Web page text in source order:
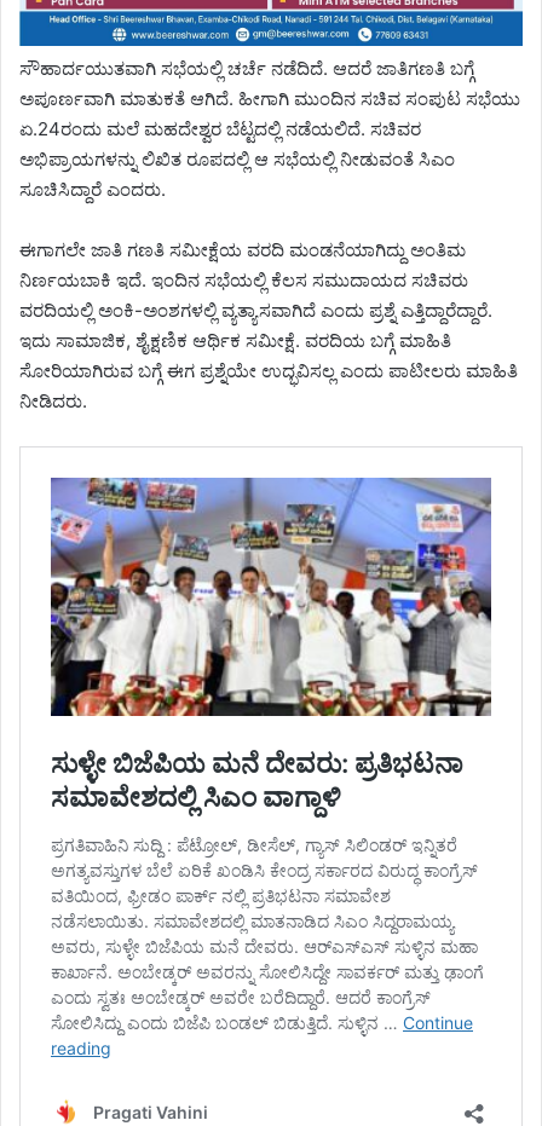
ಸೌಹಾರ್ದಯುತವಾಗಿ ಸಭೆಯಲ್ಲಿ ಚರ್ಚೆ ನಡೆದಿದೆ. ಆದರೆ ಜಾತಿಗಣತಿ ಬಗ್ಗೆ
ಅಪೂರ್ಣವಾಗಿ ಮಾತುಕತೆ ಆಗಿದೆ. ಹೀಗಾಗಿ ಮುಂದಿನ ಸಚಿವ ಸಂಪುಟ ಸಭೆಯು
ಏ.24ರಂದು ಮಲೆ ಮಹದೇಶ್ವರ ಬೆಟ್ಟದಲ್ಲಿ ನಡೆಯಲಿದೆ. ಸಚಿವರ
ಅಭಿಪ್ರಾಯಗಳನ್ನು ಲಿಖಿತ ರೂಪದಲ್ಲಿ ಆ ಸಭೆಯಲ್ಲಿ ನೀಡುವಂತೆ ಸಿಎಂ
ಸೂಚಿಸಿದ್ದಾರೆ ಎಂದರು.
ಈಗಾಗಲೇ ಜಾತಿ ಗಣತಿ ಸಮೀಕ್ಷೆಯ ವರದಿ ಮಂಡನೆಯಾಗಿದ್ದು ಅಂತಿಮ
ನಿರ್ಣಯಬಾಕಿ ಇದೆ. ಇಂದಿನ ಸಭೆಯಲ್ಲಿ ಕೆಲಸ ಸಮುದಾಯದ ಸಚಿವರು
ವರದಿಯಲ್ಲಿ ಅಂಕಿ-ಅಂಶಗಳಲ್ಲಿ ವ್ಯತ್ಯಾಸವಾಗಿದೆ ಎಂದು ಪ್ರಶ್ನೆ ಎತ್ತಿದ್ದಾರೆದ್ದಾರೆ.
ಇದು ಸಾಮಾಜಿಕ, ಶೈಕ್ಷಣಿಕ ಆರ್ಥಿಕ ಸಮೀಕ್ಷೆ. ವರದಿಯ ಬಗ್ಗೆ ಮಾಹಿತಿ
ಸೋರಿಯಾಗಿರುವ ಬಗ್ಗೆ ಈಗ ಪ್ರಶ್ನೆಯೇ ಉದ್ಭವಿಸಲ್ಲ ಎಂದು ಪಾಟೀಲರು ಮಾಹಿತಿ
ನೀಡಿದರು.